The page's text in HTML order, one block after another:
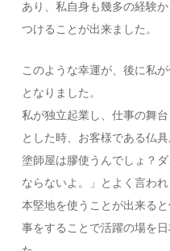
あり、私自身も幾多の経験
つけることが出来ました。
このような幸運が、後に私
となりました。
私が独立起業し、仕事の舞
とした時、お客様である仏
塗師屋は膠使うんでしょ？
ならないよ。」とよく言わ
本堅地を使うことが出来る
事をすることで活躍の場を